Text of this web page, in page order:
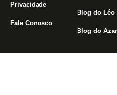
Privacidade
Fale Conosco
Blog do Léo
Blog do